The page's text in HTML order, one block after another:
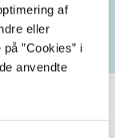
af
eller
”Cookies” i
anvendte